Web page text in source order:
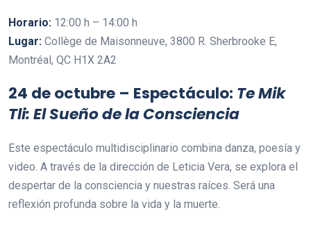
Horario: 12:00 h – 14:00 h
Lugar: Collège de Maisonneuve, 3800 R. Sherbrooke E,
Montréal, QC H1X 2A2
24 de octubre – Espectáculo: Te Mik
Tli: El Sueño de la Consciencia
Este espectáculo multidisciplinario combina danza, poesía y
video. A través de la dirección de Leticia Vera, se explora el
despertar de la consciencia y nuestras raíces. Será una
reflexión profunda sobre la vida y la muerte.